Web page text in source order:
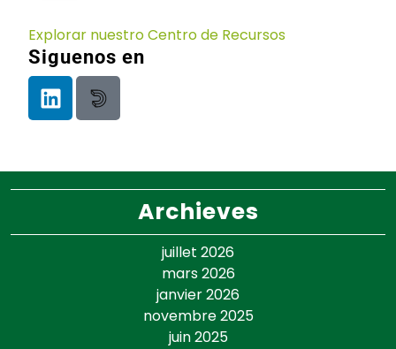
Explorar nuestro Centro de Recursos
Siguenos en
Archieves
juillet 2026
mars 2026
janvier 2026
novembre 2025
juin 2025